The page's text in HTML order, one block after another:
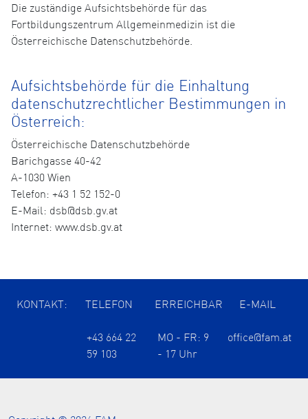
Die zuständige Aufsichtsbehörde für das
Fortbildungszentrum Allgemeinmedizin ist die
Österreichische Datenschutzbehörde.
Aufsichtsbehörde für die Einhaltung
datenschutzrechtlicher Bestimmungen in
Österreich:
Österreichische Datenschutzbehörde
Barichgasse 40-42
A-1030 Wien
Telefon: +43 1 52 152-0
E-Mail: dsb@dsb.gv.at
Internet: www.dsb.gv.at
KONTAKT: TELEFON ERREICHBAR E-MAIL
+43 664 22
59 103
MO - FR: 9
- 17 Uhr
office@fam.at